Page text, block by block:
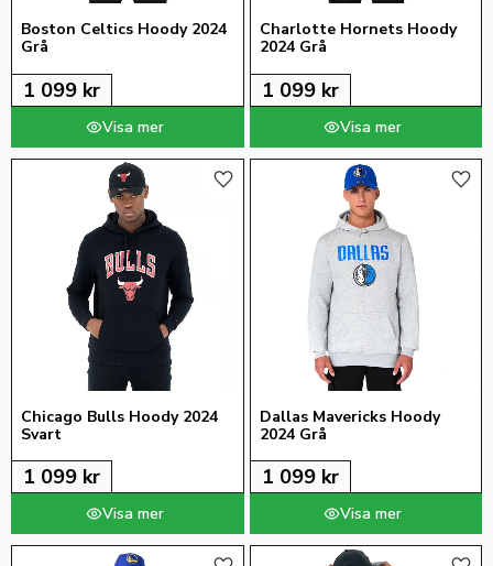
Boston Celtics Hoody 2024
Grå
1 099 kr
Charlotte Hornets Hoody
2024 Grå
1 099kr
Chicago Bulls Hoody 2024
Svart
1 099 kr
Lägg till i favoriter
Dallas Mavericks Hoody
2024 Grå
1 099kr